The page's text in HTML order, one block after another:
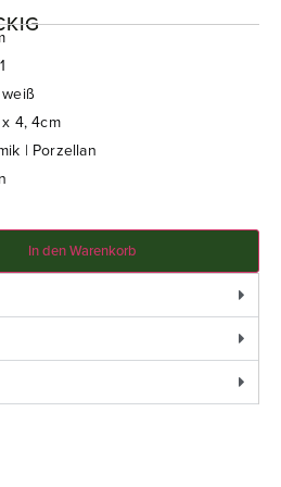
4, 4cm
| Porzellan
In den Warenkorb